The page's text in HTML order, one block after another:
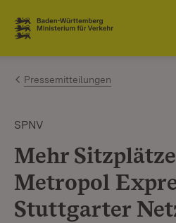
Zum Inhalt springen
Link zur Startseite
Pressemitteilungen
SPNV
Mehr
Metropol
Stuttgarter